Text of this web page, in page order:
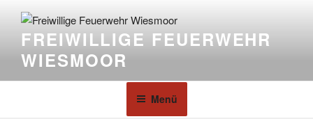
FREIWILLIGE FEUERWEHR
WIESMOOR
Menü